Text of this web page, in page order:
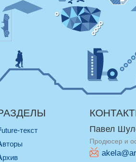
Future-текст
Авторы
Архив
Павел
Продюсер и